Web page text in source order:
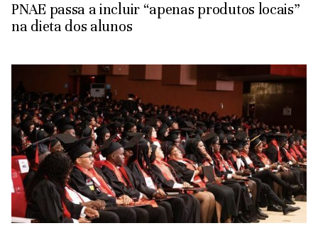
PNAE passa a incluir “apenas produtos locais”
na dieta dos alunos